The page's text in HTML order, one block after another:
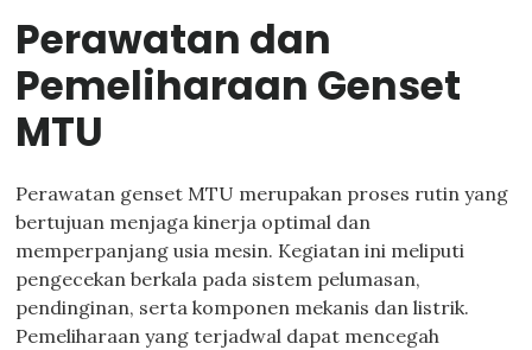
Perawatan dan
Pemeliharaan Genset
MTU
Perawatan genset MTU merupakan proses rutin yang
bertujuan menjaga kinerja optimal dan
memperpanjang usia mesin. Kegiatan ini meliputi
pengecekan berkala pada sistem pelumasan,
pendinginan, serta komponen mekanis dan listrik.
Pemeliharaan yang terjadwal dapat mencegah